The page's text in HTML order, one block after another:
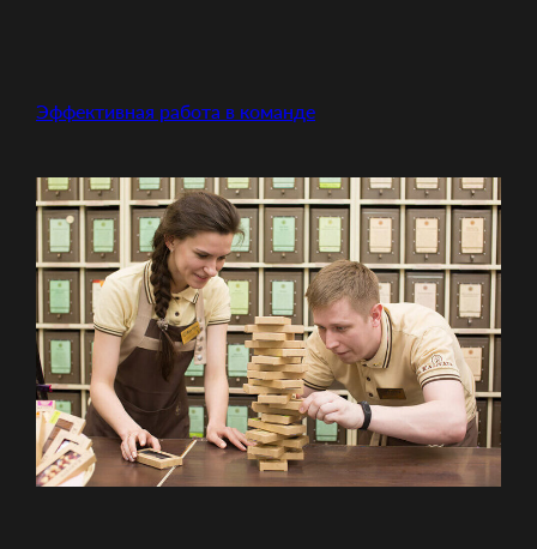
Эффективная работа в команде